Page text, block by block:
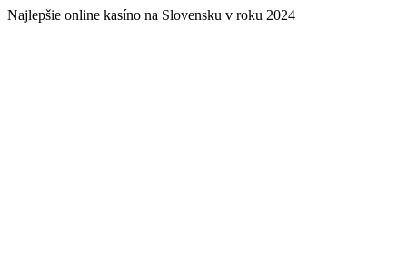
Najlepšie online kasíno na Slovensku v roku 2024